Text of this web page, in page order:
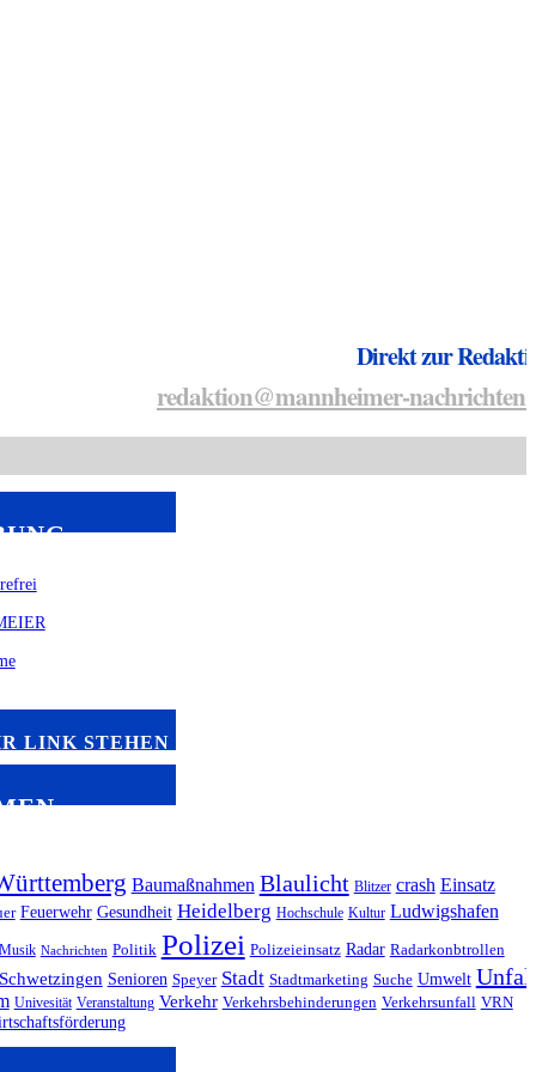
Direkt zur
redaktion@mannheimer-
LINK STEHEN
Baumaßnahmen Blaulicht Blitzer crash Einsatz
Feuerwehr Gesundheit Heidelberg Hochschule Kultur Ludwigshafen
Nachrichten Politik Polizei Polizeieinsatz Radar Radarkonbtrollen
Senioren Speyer Stadt Stadtmarketing Suche Umwelt
Univesität Veranstaltung Verkehr Verkehrsbehinderungen Verkehrsunfall VRN